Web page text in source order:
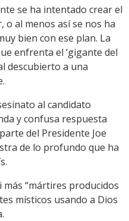
Link
se ha intentado crear el
o al menos así se nos ha
bien con ese plan. La
enfrenta el ‘gigante del
descubierto a una
al candidato
y confusa respuesta
del Presidente Joe
de lo profundo que ha
“mártires producidos
místicos usando a Dios